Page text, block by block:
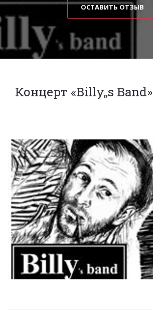
ОСТАВИТЬ ОТЗЫВ
Концерт «Billy„s Band»